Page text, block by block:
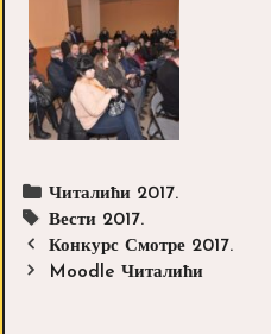
Categories
Читалићи 2017.
Tags
Вести 2017.
Post
navigation
Конкурс Смотре 2017.
Moodle Читалићи